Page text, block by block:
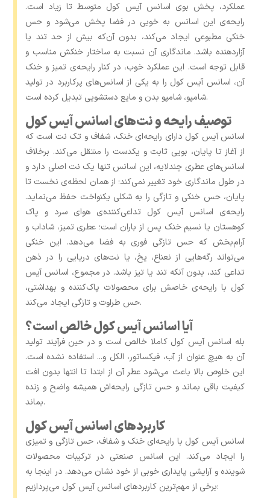
عملکرد، پخش بوی اسانس آیس کول متوسط تا زیاد است.
رایحه‌ی این اسانس به‌ خوبی در فضا پخش می‌شود و حس
خنکی مطبوعی ایجاد می‌کند، بدون آن‌که بیش از حد تند یا
آزاردهنده باشد. ماندگاری آن نسبت به ساختار خنکش مناسب و
قابل توجه است. این عملکرد خوب، در کنار رایحه‌ی تمیز و خنک
آن، اسانس آیس کول را به یکی از اسانس‌های پرکاربرد در تولید
شامپو، شامپو بدن و مایع دستشویی تبدیل کرده است.
توصیف رایحه و نت‌های اسانس آیس کول
اسانس آیس کول دارای رایحه‌ای خنک، شفاف و تک‌ نت است که
از آغاز تا پایان، بویی ثابت و یکدست را منتقل می‌کند. برخلاف
اسانس‌های عطری چند‌لایه، این اسانس تنها یک نت اصلی دارد و
در طول ماندگاری خود تغییر نمی‌کند؛ از همان لحظه‌ی نخست تا
پایان، حس خنکی و تازگی را به شکلی یکنواخت حفظ می‌نماید.
رایحه‌ی اسانس آیس کول تداعی‌کننده‌ی هوای سرد و پاک
کوهستان یا نسیم خنک پس از باران است؛ عطری تمیز، شاداب و
آرام‌بخش که حس تازگی فوری به فضا می‌دهد. این خنکی
می‌تواند رگه‌هایی از نعناع، یخ، یا نت‌های دریایی را در ذهن
تداعی کند، بدون آنکه تند یا تیز باشد. در مجموع، اسانس آیس
کول با رایحه‌ی خاصش برای محصولات پاک‌کننده و بهداشتی،
حس طراوت و تازگی ایجاد می‌کند.
آیا اسانس آیس کول خالص است؟
بله اسانس آیس کول کاملا خالص است و در حین فرآیند تولید
آن به هیچ عنوان از آب، فیکساتور، الکل و... استفاده نشده است.
این خلوص بالا باعث می‌شود عطر آن از ابتدا تا انتها بدون افت
کیفیت باقی بماند و حس تازگی رایحه‌اش همیشه واضح و زنده
بماند.
اسانس آیس کول با رایحه‌ای خنک و شفاف، حس تازگی و تمیزی
را ایجاد می‌کند. این اسانس صنعتی در ترکیبات محصولات
شوینده و آرایشی پایداری خوبی از خود نشان می‌دهد. در اینجا به
برخی از مهم‌ترین کاربردهای اسانس آیس کول می‌پردازیم: